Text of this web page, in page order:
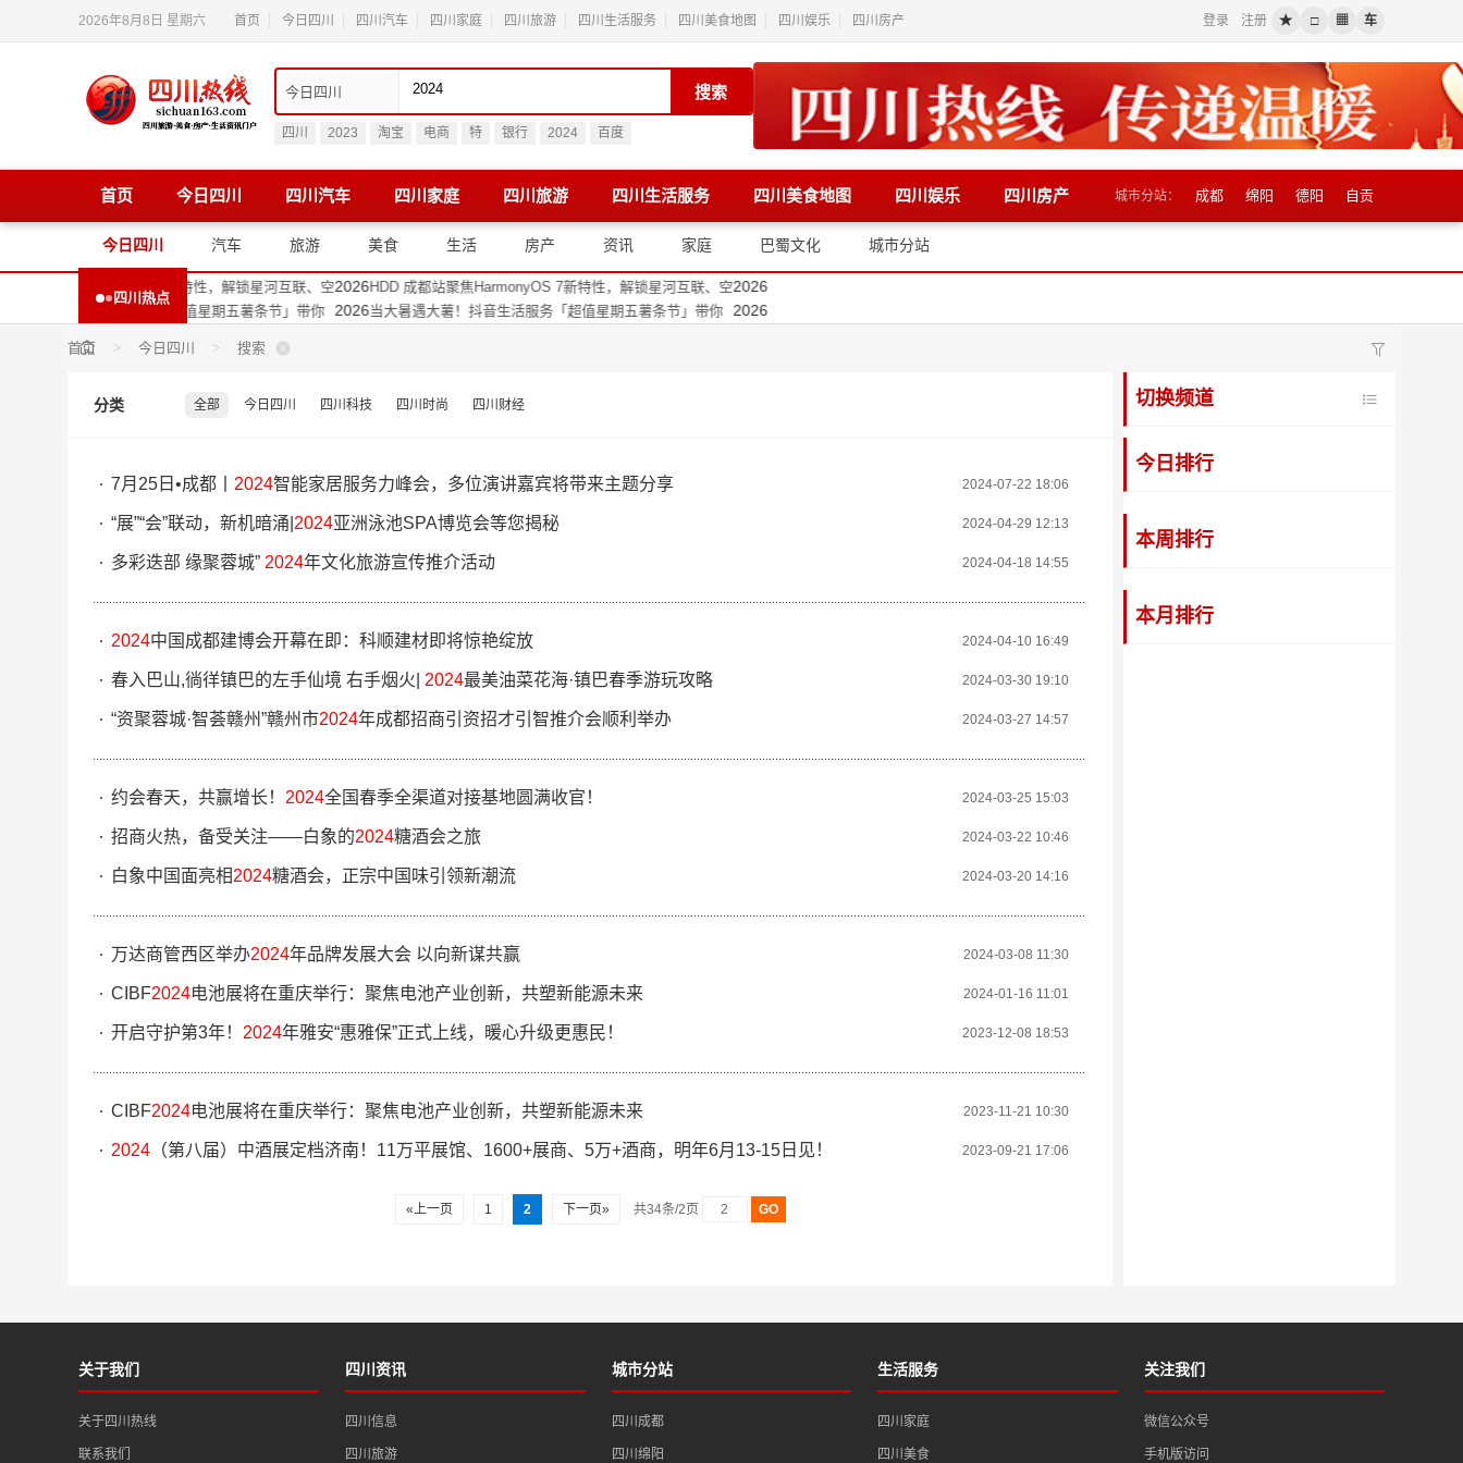
2026年8月8日 星期六 首页 今日四川 四川汽车 四川家庭 四川旅游 四川生活服务 四川美食地图 四川娱乐 四川房产 登录 注册 ★ □ ▦ 车
搜索
四川 2023 淘宝 电商 特 银行 2024 百度
首页 今日四川 四川汽车 四川家庭 四川旅游 四川生活服务 四川美食地图 四川娱乐 四川房产 城市分站： 成都 绵阳 德阳 自贡
今日四川 汽车 旅游 美食 生活 房产 资讯 家庭 巴蜀文化 城市分站
四川热点
2026
刻板印象，唐风采成都店用细节重塑自信生活方
2026
站聚焦HarmonyOS 7新特性，解锁星河互联、空
2026
大薯！抖音生活服务「超值星期五薯条节」带你
跨界工旅，全国首个王者荣耀主题工厂落地都江
打破假发刻板印象，唐风采成都店用细节重塑自信生活方
2026
HDD 成都站聚焦HarmonyOS 7新特性，解锁星河互联、空
2026
当大暑遇大薯！抖音生活服务「超值星期五薯条节」带你
首页 > 今日四川 > 搜索
分类 全部 今日四川 四川科技 四川时尚 四川财经
2024-07-22 18:06
7月25日•成都丨 2024智能家居服务力峰会，多位演讲嘉宾将带来主题分享
2024-04-29 12:13
“展”“会”联动，新机暗涌| 2024亚洲泳池SPA博览会等您揭秘
2024-04-18 14:55
多彩迭部 缘聚蓉城” 2024年文化旅游宣传推介活动
2024-04-10 16:49
2024中国成都建博会开幕在即：科顺建材即将惊艳绽放
2024-03-30 19:10
春入巴山,徜徉镇巴的左手仙境 右手烟火| 2024最美油菜花海·镇巴春季游玩攻略
2024-03-27 14:57
“资聚蓉城·智荟赣州”赣州市2024年成都招商引资招才引智推介会顺利举办
2024-03-25 15:03
约会春天，共赢增长！ 2024全国春季全渠道对接基地圆满收官！
2024-03-22 10:46
招商火热，备受关注——白象的2024糖酒会之旅
2024-03-20 14:16
白象中国面亮相2024糖酒会，正宗中国味引领新潮流
2024-03-08 11:30
万达商管西区举办2024年品牌发展大会 以向新谋共赢
2024-01-16 11:01
CIBF2024电池展将在重庆举行：聚焦电池产业创新，共塑新能源未来
2023-12-08 18:53
开启守护第3年！ 2024年雅安“惠雅保”正式上线，暖心升级更惠民！
2023-11-21 10:30
CIBF2024电池展将在重庆举行：聚焦电池产业创新，共塑新能源未来
2023-09-21 17:06
2024 （第八届）中酒展定档济南！11万平展馆、1600+展商、5万+酒商，明年6月13-15日见！
«上一页 1 2 下一页» 共34条/2页
切换频道
今日排行
本周排行
本月排行
关于我们
关于四川热线
联系我们
四川资讯
四川信息
四川旅游
城市分站
四川成都
四川绵阳
生活服务
四川家庭
四川美食
关注我们
微信公众号
手机版访问